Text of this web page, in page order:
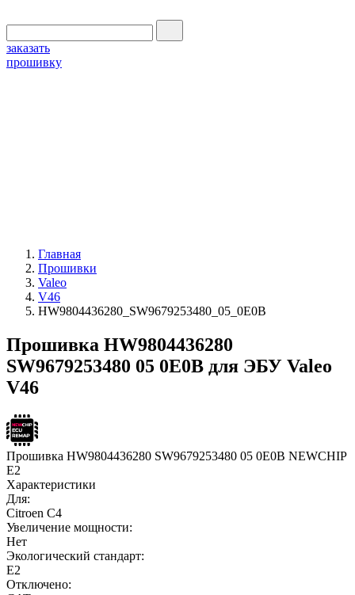
заказать
прошивку
Главная
Прошивки
Valeo
V46
HW9804436280_SW9679253480_05_0E0B
Прошивка HW9804436280
SW9679253480 05 0E0B для ЭБУ Valeo
V46
Прошивка HW9804436280 SW9679253480 05 0E0B NEWCHIP
E2
Характеристики
Для:
Citroen C4
Увеличение мощности:
Нет
Экологический стандарт:
E2
Отключено: